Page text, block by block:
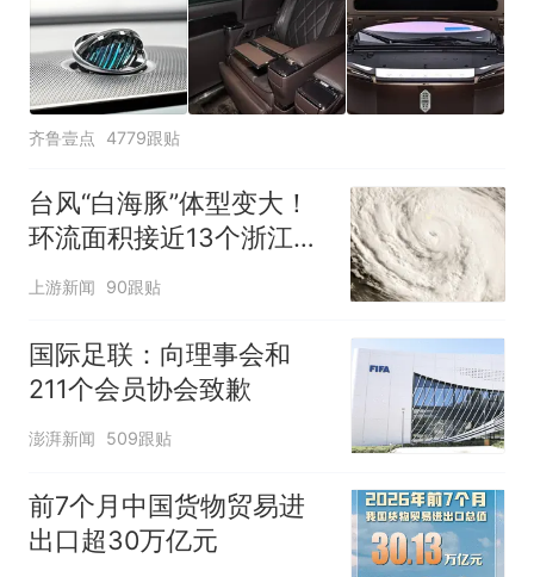
齐鲁壹点 4779跟贴
台风“白海豚”体型变大！
环流面积接近13个浙江那
么大
上游新闻 90跟贴
国际足联：向理事会和
211个会员协会致歉
澎湃新闻 509跟贴
前7个月中国货物贸易进
出口超30万亿元